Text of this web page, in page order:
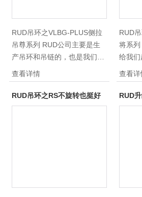
RUD吊环之VLBG-PLUS侧拉
吊尊系列 RUD公司主要是生
产吊环和吊链的，也是我们吊
索具行业非常出名的一个品
牌。目前，在国内，RUD吊环
和吊索具在模具行业、风电行
业、汽车制造行业、飞机制造
查看详情
RUD
将系列
给我们
惊喜
都是
为红色
牌的*
查看详
RUD吊环之RS不旋转也挺好